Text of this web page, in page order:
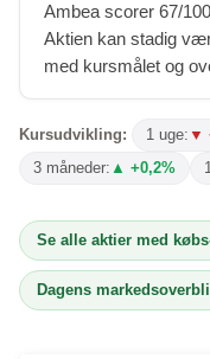
Ambea scorer 67/
Aktien kan stadig
med kursmålet og
Kursudvikling: 1 uge: ▼
3 måneder: ▲ +0,2%
Se alle aktier med
Dagens